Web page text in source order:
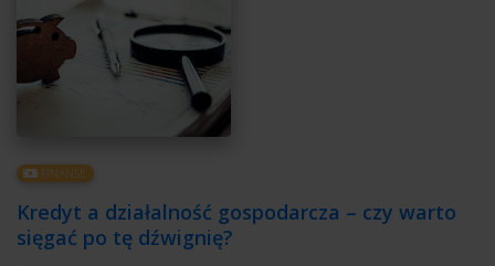
FINANSE
Kredyt a działalność gospodarcza – czy warto
sięgać po tę dźwignię?